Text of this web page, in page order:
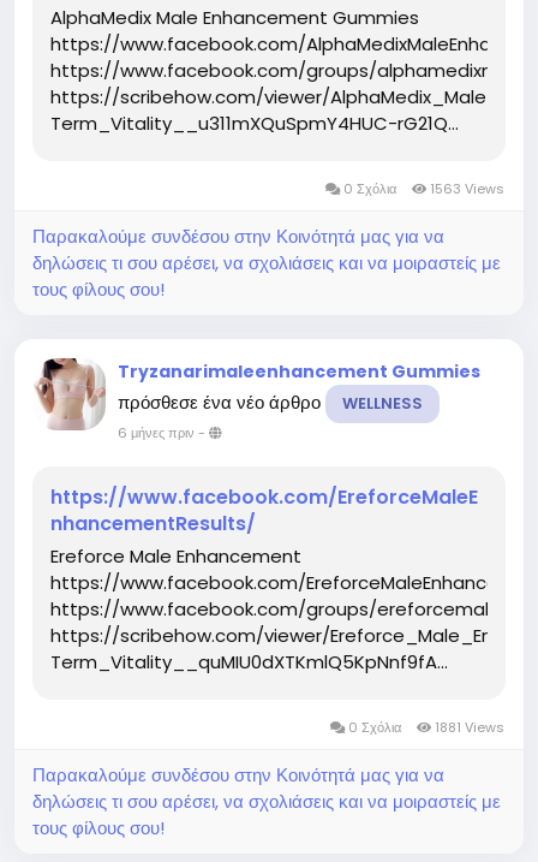
AlphaMedix Male Enhancement Gummies
https://www.facebook.com/
https://www.facebook.com/groups/
https://scribehow.com/viewer/
Term_Vitality__u311mXQuSpmY4HUC-rG21Q...
0 Σχόλια 1563 Views
Παρακαλούμε συνδέσου στην Κοινότητά μας για να
δηλώσεις τι σου αρέσει, να σχολιάσεις και να μοιραστείς με
τους φίλους σου!
Tryzanarimaleenhancement Gummies
πρόσθεσε ένα νέο άρθρο WELLNESS
6 μήνες πριν -
https://www.facebook.com/EreforceMaleE
nhancementResults/
Ereforce Male Enhancement
https://www.facebook.com/
https://www.facebook.com/groups/
https://scribehow.com/viewer/
Term_Vitality__quMIU0dXTKmlQ5KpNnf9fA...
0 Σχόλια 1881 Views
Παρακαλούμε συνδέσου στην Κοινότητά μας για να
δηλώσεις τι σου αρέσει, να σχολιάσεις και να μοιραστείς με
τους φίλους σου!